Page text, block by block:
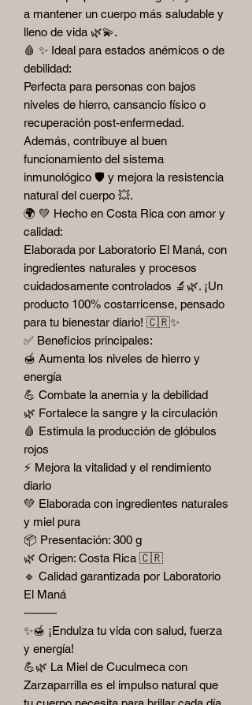
a mantener un cuerpo más saludable y
lleno de vida 🌿💫.
🩸 ✨ Ideal para estados anémicos o de
debilidad:
Perfecta para personas con bajos
niveles de hierro, cansancio físico o
recuperación post-enfermedad.
Además, contribuye al buen
funcionamiento del sistema
inmunológico 🛡️ y mejora la resistencia
natural del cuerpo 💥.
🌍 💚 Hecho en Costa Rica con amor y
calidad:
Elaborada por Laboratorio El Maná, con
ingredientes naturales y procesos
cuidadosamente controlados 🔬🌿. ¡Un
producto 100% costarricense, pensado
para tu bienestar diario! 🇨🇷✨
✅ Beneficios principales:
🍯 Aumenta los niveles de hierro y
energía
💪 Combate la anemia y la debilidad
🌿 Fortalece la sangre y la circulación
🩸 Estimula la producción de glóbulos
rojos
⚡️ Mejora la vitalidad y el rendimiento
diario
💚 Elaborada con ingredientes naturales
y miel pura
📦 Presentación: 300 g
🌿 Origen: Costa Rica 🇨🇷
🔹 Calidad garantizada por Laboratorio
El Maná
⸻
✨🍯 ¡Endulza tu vida con salud, fuerza
y energía!
💪🌿 La Miel de Cuculmeca con
Zarzaparrilla es el impulso natural que